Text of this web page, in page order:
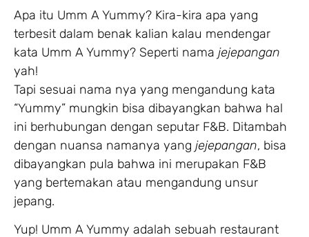
Apa itu Umm A Yummy? Kira-kira apa yang
terbesit dalam benak kalian kalau mendengar
kata Umm A Yummy? Seperti nama jejepangan
yah!
Tapi sesuai nama nya yang mengandung kata
“Yummy” mungkin bisa dibayangkan bahwa hal
ini berhubungan dengan seputar F&B. Ditambah
dengan nuansa namanya yang jejepangan, bisa
dibayangkan pula bahwa ini merupakan F&B
yang bertemakan atau mengandung unsur
jepang.
Yup! Umm A Yummy adalah sebuah restaurant